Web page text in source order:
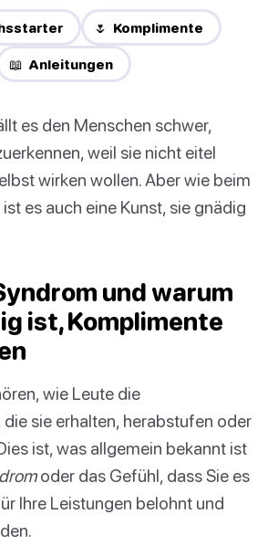
🌷 Komplimente
📖 Anleitungen
es den Menschen schwer,
weil sie nicht eitel
wirken wollen. Aber wie beim
es auch eine Kunst, sie gnädig
und warum
ist, Komplimente
wie Leute die
sie erhalten, herabstufen oder
ist, was allgemein bekannt ist
oder das Gefühl, dass Sie es
Ihre Leistungen belohnt und